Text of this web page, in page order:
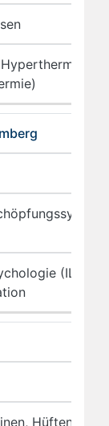
(ILP)
Hüften und